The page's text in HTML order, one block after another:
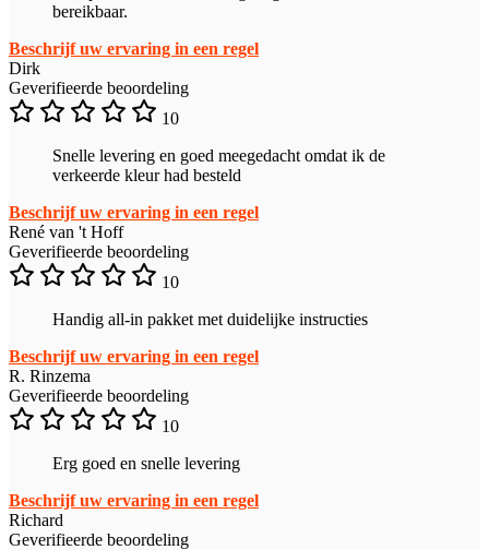
bereikbaar.
Beschrijf uw ervaring in een regel
Dirk
Geverifieerde beoordeling
10
Snelle levering en goed meegedacht omdat ik de
verkeerde kleur had besteld
Beschrijf uw ervaring in een regel
René van 't Hoff
Geverifieerde beoordeling
10
Handig all-in pakket met duidelijke instructies
Beschrijf uw ervaring in een regel
R. Rinzema
Geverifieerde beoordeling
10
Erg goed en snelle levering
Beschrijf uw ervaring in een regel
Richard
Geverifieerde beoordeling